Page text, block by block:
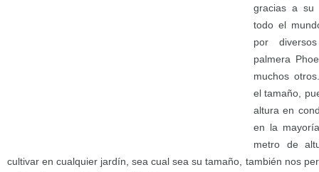
gracias a su
todo el
por
palmera
muchos
el tamaño,
altura en
en la
metro de
cultivar en cualquier jardín, sea cual sea su tamaño, también nos